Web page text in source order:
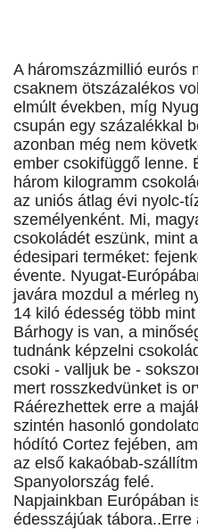
A háromszázmillió eurós
csaknem ötszázalékos
elmúlt években, míg
csupán egy százalékkal
azonban még nem
ember csokifüggő lenne.
három kilogramm
az uniós átlag évi nyolc-
személyenként. Mi,
csokoládét eszünk, mint
édesipari terméket:
évente. Nyugat-
javára mozdul a mérleg
14 kiló édesség több
Bárhogy is van, a
tudnánk képzelni
csoki - valljuk be -
mert rosszkedvünket is
Ráérezhettek erre a
szintén hasonló
hódító Cortez fejében,
az első kakaóbab-
Spanyolország felé.
Napjainkban Európában
édesszájúak